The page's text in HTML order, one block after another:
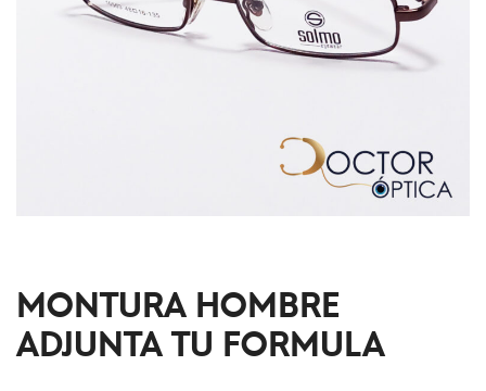
MONTURA HOMBRE
ADJUNTA TU FORMULA